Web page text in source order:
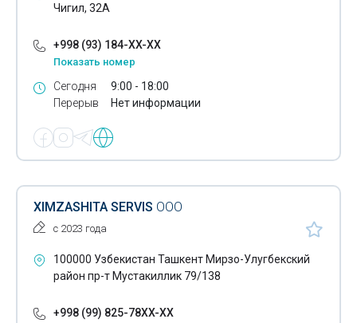
Чигил, 32А
+998 (93) 184-XX-XX
Показать номер
Сегодня
Перерыв
9:00 - 18:00
Нет информации
XIMZASHITA SERVIS ООО
с 2023 года
100000 Узбекистан Ташкент Мирзо-Улугбекский
район пр-т Мустакиллик 79/138
+998 (99) 825-78XX-XX